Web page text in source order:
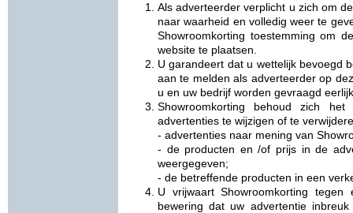
Als adverteerder verplicht u zich om
naar waarheid en volledig weer te
Showroomkorting toestemming om
website te plaatsen.
U garandeert dat u wettelijk bevoegd
aan te melden als adverteerder op
u en uw bedrijf worden gevraagd
Showroomkorting behoud zich
advertenties te wijzigen of te
- advertenties naar mening van
- de producten en /of prijs in de
weergegeven;
- de betreffende producten in een
U vrijwaart Showroomkorting
bewering dat uw advertentie